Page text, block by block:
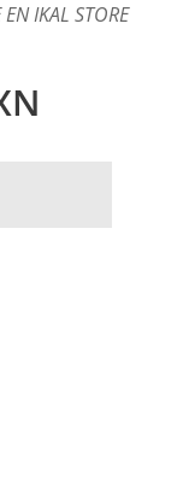
IKAL STORE